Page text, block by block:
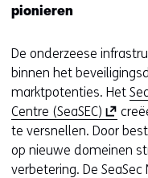
pionieren
De onderzeese
binnen het
marktpotenties. Het
Centre (SeaSEC) (
o
p
e
te versnellen. Door
op nieuwe domeinen
verbetering. De